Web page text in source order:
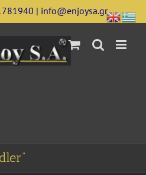
| info@enjoysa.gr